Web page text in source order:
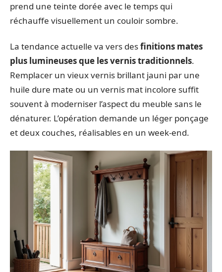
prend une teinte dorée avec le temps qui
réchauffe visuellement un couloir sombre.
La tendance actuelle va vers desfinitions mates
plus lumineuses que les vernis traditionnels.
Remplacer un vieux vernis brillant jauni par une
huile dure mate ou un vernis mat incolore suffit
souvent à moderniser l’aspect du meuble sans le
dénaturer. L’opération demande un léger ponçage
et deux couches, réalisables en un week-end.